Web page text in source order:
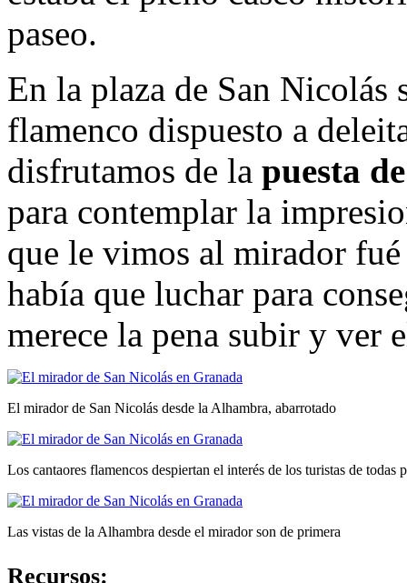
paseo.
En la plaza de San Nicolás
flamenco dispuesto a
disfrutamos de la puesta
para contemplar la
que le vimos al mirador
había que luchar para
merece la pena subir y ver
El mirador de San Nicolás desde la Alhambra, abarrotado
Los cantaores flamencos despiertan el interés de los turistas de todas
Las vistas de la Alhambra desde el mirador son de primera
Recursos: